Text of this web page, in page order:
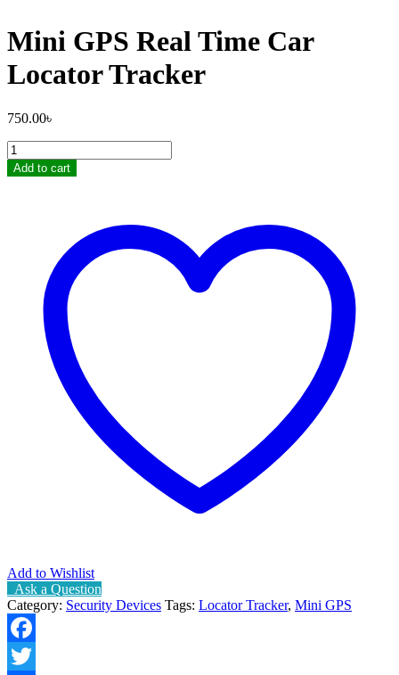
Mini GPS Real Time Car
Locator Tracker
750.00৳
Mini
GPS
Real
Add to cart
Add to Wishlist
Ask a Question
Category: Security Devices Tags: Locator Tracker, Mini GPS
Facebook